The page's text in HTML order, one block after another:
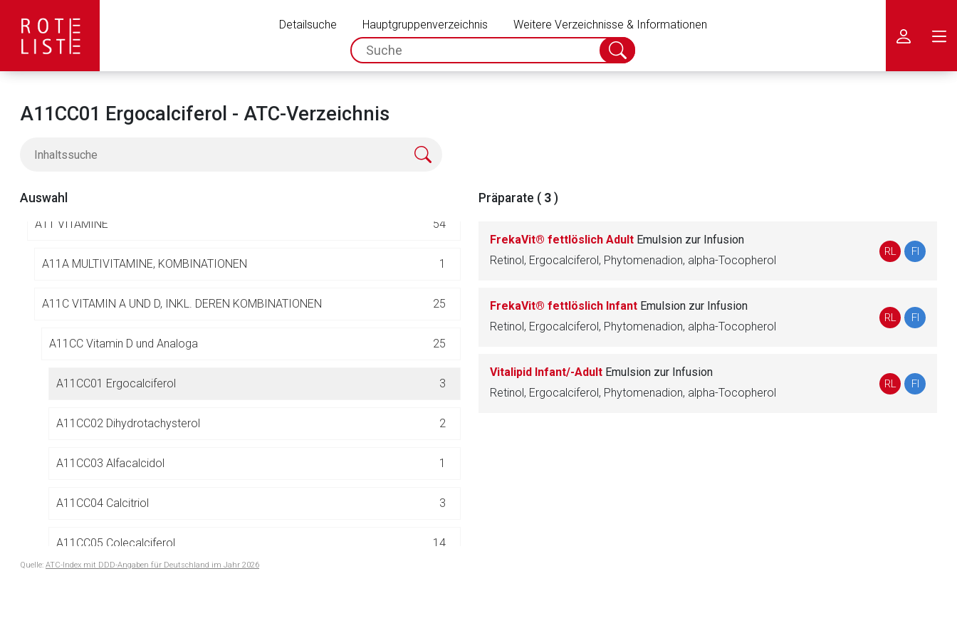
Detailsuche Hauptgruppenverzeichnis
Weitere Verzeichnisse & Informationen
spc.search.input.placeholder
Suche
abschicken
A11CC01 Ergocalciferol - ATC-Verzeichnis
Auswahl
A06 MITTEL GEGEN OBSTIPATION 35
A07 ANTIDIARRHOIKA UND INTESTINALE ANTIPHLOGISTIKA/ANTIINFEKTIVA 85
A08 ANTIADIPOSITA, EXKL. DIÄTETIKA
A11 VITAMINE 54
A11A MULTIVITAMINE, KOMBINATIONEN 1
A11C VITAMIN A UND D, INKL. DEREN KOMBINATIONEN 25
A11CC Vitamin D und Analoga 25
A11CC01 Ergocalciferol 3
A11CC02 Dihydrotachysterol 2
A11CC03 Alfacalcidol 1
A11CC04 Calcitriol 3
A11CC05 Colecalciferol 14
Quelle: ATC-Index mit DDD-Angaben für Deutschland im Jahr 2026
Präparate ( 3 )
FrekaVit® fettlöslich Adult Emulsion zur Infusion
Retinol, Ergocalciferol, Phytomenadion, alpha-Tocopherol
RL FI
FrekaVit® fettlöslich Infant Emulsion zur Infusion
Retinol, Ergocalciferol, Phytomenadion, alpha-Tocopherol
RL FI
Vitalipid Infant/-Adult Emulsion zur Infusion
Retinol, Ergocalciferol, Phytomenadion, alpha-Tocopherol
RL FI
Betreiber verantwortlich. Ebenso gelten dort ggf. andere Datenschutzbestimmungen.
Zurück zur rote-liste.de Zur Seite